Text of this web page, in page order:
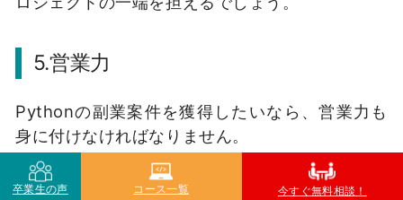
5.営業力
Pythonの副業案件を獲得したいなら、営業力も
身に付けなければなりません。
なぜなら、 副業で仕事をしたい人が増えてきてい
卒業生の声 コース一覧 今すぐ無料相談！